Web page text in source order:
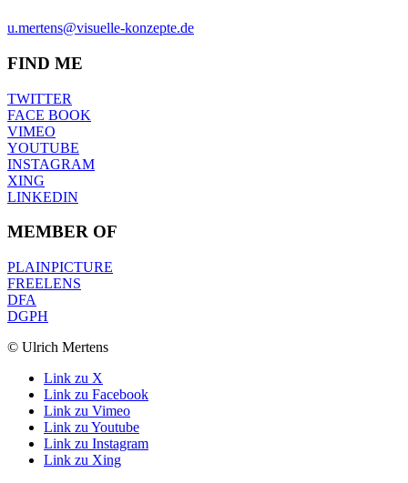
u.mertens@visuelle-konzepte.de
FIND ME
TWITTER
FACE BOOK
VIMEO
YOUTUBE
INSTAGRAM
XING
LINKEDIN
MEMBER OF
PLAINPICTURE
FREELENS
DFA
DGPH
© Ulrich Mertens
Link zu X
Link zu Facebook
Link zu Vimeo
Link zu Youtube
Link zu Instagram
Link zu Xing